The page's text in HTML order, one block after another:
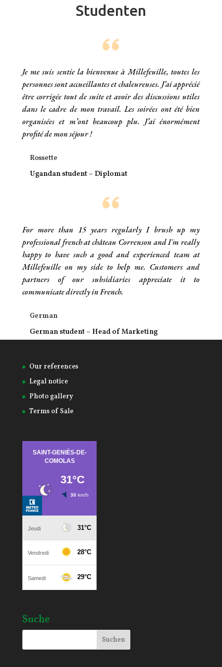
Studenten
Je me suis sentie la bienvenue à Millefeuille, toutes les
personnes sont accueillantes et chaleureuses. J’ai apprécié
être corrigée tout de suite et avoir des discussions utiles
dans le cadre de mon travail. Les soirées ont été bien
organisées et m’ont beaucoup plu. J’ai énormément
profité de mon séjour !
Rossette
Ugandan student– Diplomat
For more than 15 years regularly I brush up my
professional french at château Correnson and I´m really
happy to have such a good and experienced team at
Millefeuille on my side to help me. Customers and
partners of our subsidiaries appreciate it to
communicate directly in French.
German
German student – Head of Marketing
Our references
Legal notice
Photo gallery
Terms of Sale
Suche